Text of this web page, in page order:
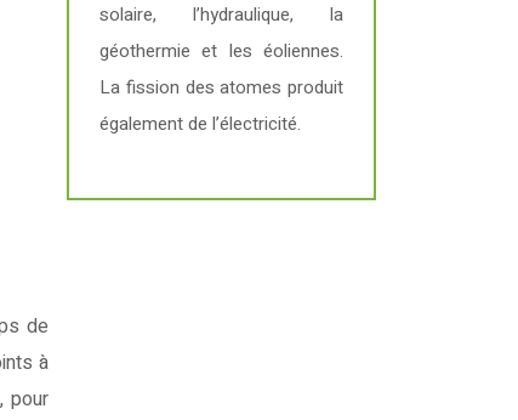
de
à
pour
solaire, l’hydraulique, la
géothermie et les éoliennes.
La fission des atomes produit
également de l’électricité.